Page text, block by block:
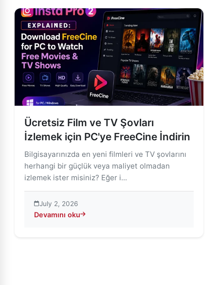
Ücretsiz Film ve TV Şovları
İzlemek için PC'ye FreeCine İndirin
Bilgisayarınızda en yeni filmleri ve TV şovlarını
herhangi bir güçlük veya maliyet olmadan
izlemek ister misiniz? Eğer i...
July 2, 2026
Devamını oku
about Ücretsiz Film ve TV Şovları İzlemek için PC'ye